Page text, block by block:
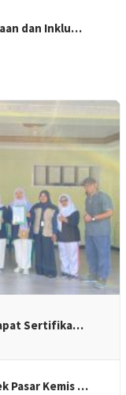
dan Inklu…
Sertifika…
Pasar Kemis …